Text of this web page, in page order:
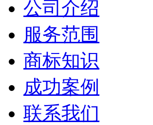
公司介绍
服务范围
商标知识
成功案例
联系我们